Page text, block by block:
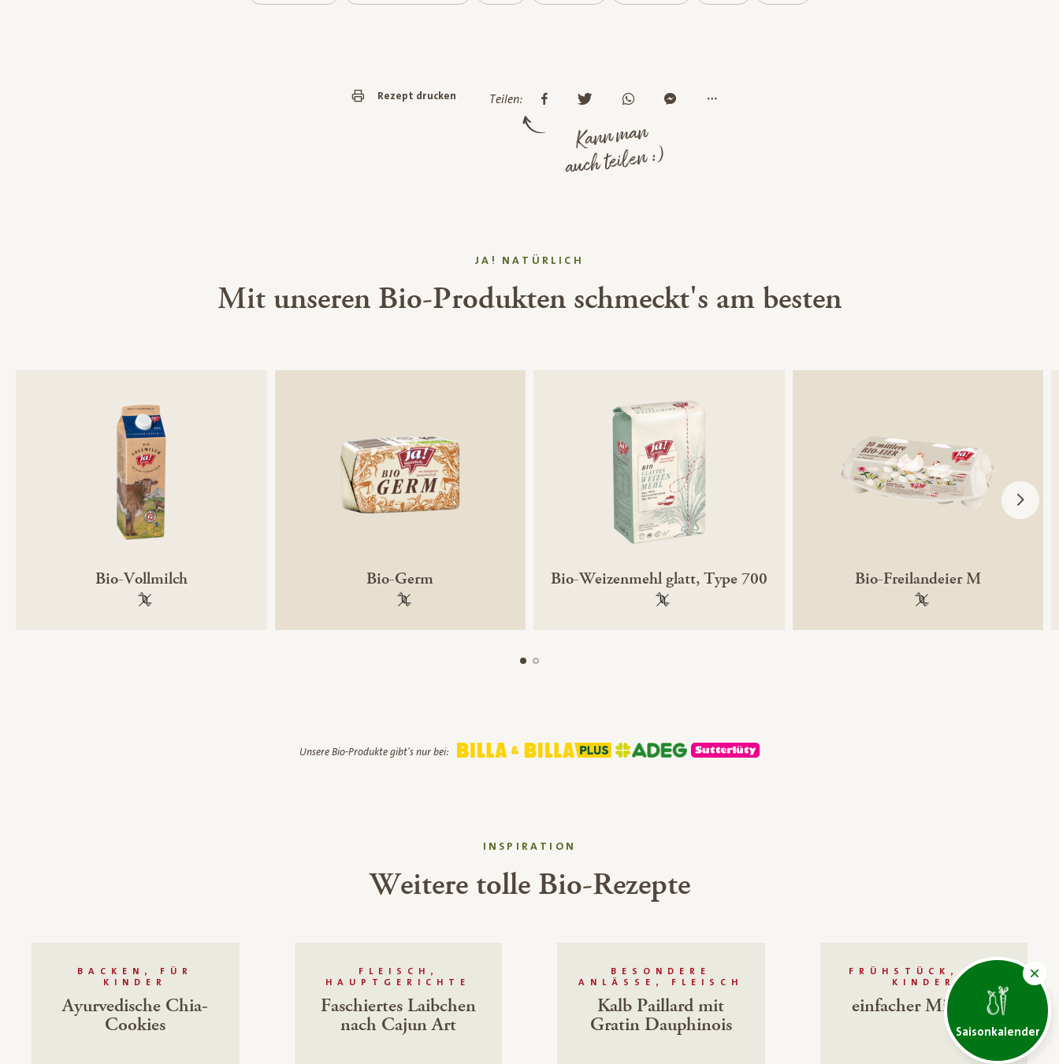
Saisonkalender
Rezept drucken Teilen:
Kann man
auch teilen :)
JA! NATÜRLICH
Mit unseren Bio-Produkten schmeckt's am besten
Bio-Vollmilch
100 % gentechnikfrei
Bio-Germ
100 % gentechnikfrei
Bio-Weizenmehl glatt, Type 700
100 % gentechnikfrei
Bio-Freilandeier M
100 % gentechnikfrei
Unsere Bio-Produkte gibt's nur bei:
INSPIRATION
Weitere tolle Bio-Rezepte
BACKEN, FÜR
KINDER
Ayurvedische Chia-
Cookies
FLEISCH,
HAUPTGERICHTE
Faschiertes Laibchen
nach Cajun Art
BESONDERE
ANLÄSSE, FLEISCH
Kalb Paillard mit
Gratin Dauphinois
FRÜHSTÜCK, FÜR
KINDER
einfacher Milchreis